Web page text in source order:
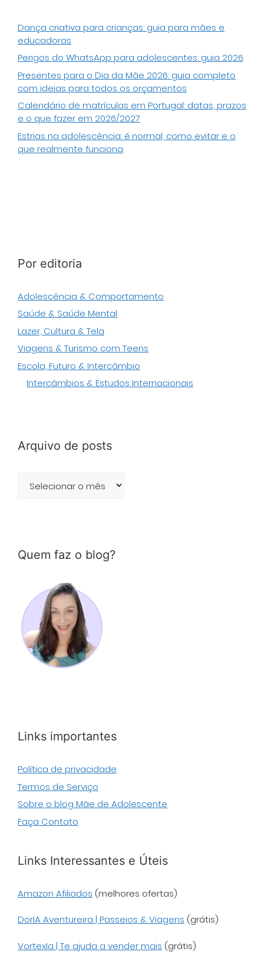
Dança criativa para crianças: guia para mães e
educadoras
Perigos do WhatsApp para adolescentes: guia 2026
Presentes para o Dia da Mãe 2026: guia completo
com ideias para todos os orçamentos
Calendário de matrículas em Portugal: datas, prazos
e o que fazer em 2026/2027
Estrias na adolescência: é normal, como evitar e o
que realmente funciona
Por editoria
Adolescência & Comportamento
Saúde & Saúde Mental
Lazer, Cultura & Tela
Viagens & Turismo com Teens
Escola, Futuro & Intercâmbio
Intercâmbios & Estudos Internacionais
Arquivo de posts
Quem faz o blog?
Links importantes
Política de privacidade
Termos de Serviço
Sobre o blog Mãe de Adolescente
Faça Contato
Links Interessantes e Úteis
Amazon Afiliados (melhores ofertas)
DorIA Aventureira | Passeios & Viagens (grátis)
VortexIa | Te ajuda a vender mais (grátis)